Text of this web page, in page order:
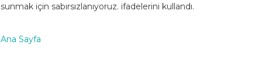
sunmak için sabırsızlanıyoruz. ifadelerini kullandı.
Ana Sayfa